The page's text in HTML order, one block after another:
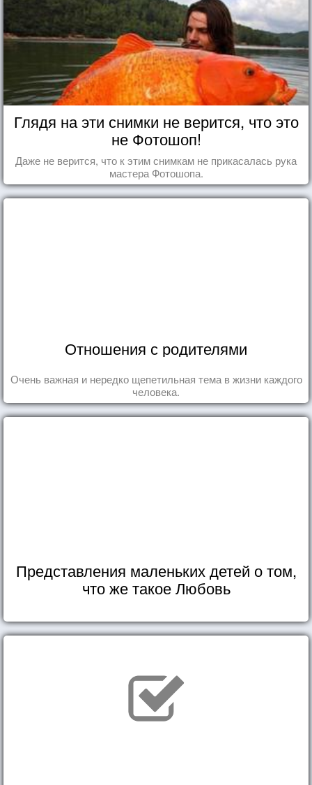
Глядя на эти снимки не верится, что это
не Фотошоп!
Даже не верится, что к этим снимкам не прикасалась рука
мастера Фотошопа.
Отношения с родителями
Очень важная и нередко щепетильная тема в жизни каждого
человека.
Представления маленьких детей о том,
что же такое Любовь